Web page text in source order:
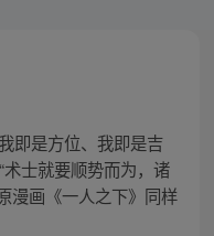
即是方位、我即是吉
术士就要顺势而为，诸
漫画《一人之下》同样